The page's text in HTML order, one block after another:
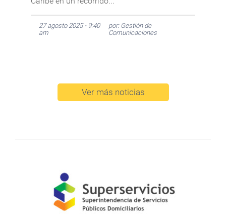
27 agosto 2025 - 9:40
am
por: Gestión de
Comunicaciones
Ver más noticias